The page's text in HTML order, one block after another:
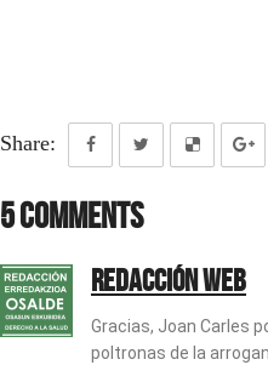
Share:
5 Comments
Redacción web
Gracias, Joan Carles
poltronas de la